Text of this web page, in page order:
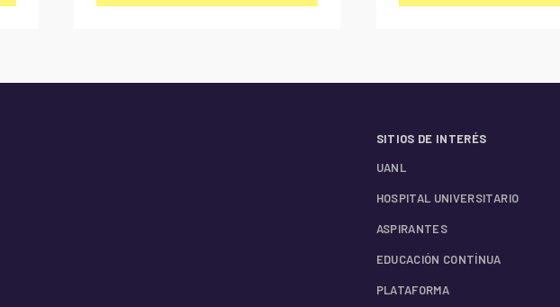
SITIOS DE INTERÉS
UANL
HOSPITAL UNIVERSITARIO
ASPIRANTES
EDUCACIÓN CONTÍNUA
PLATAFORMA